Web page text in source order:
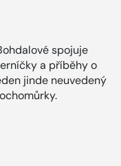
spojuje
a příběhy o
jinde neuvedený